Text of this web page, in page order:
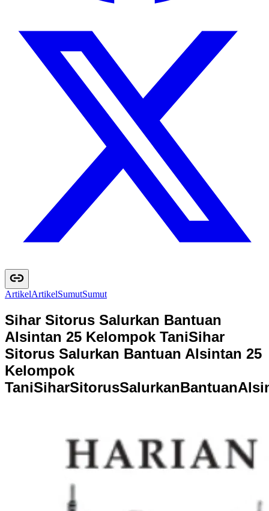
ArtikelArtikelSumutSumut
Sihar Sitorus Salurkan Bantuan
Alsintan 25 Kelompok TaniSihar
Sitorus Salurkan Bantuan Alsintan 25
Kelompok
TaniSiharSitorusSalurkanBantuanAlsi